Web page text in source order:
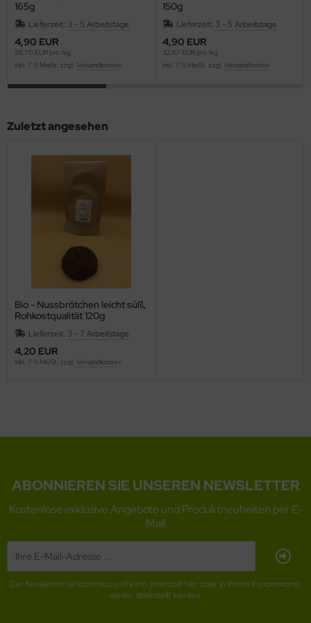
165g
Lieferzeit: 3 - 5 Arbeitstage
4,90 EUR
29,70 EUR pro 1kg
inkl. 7 % MwSt. zzgl. Versandkosten
150g
Lieferzeit: 3 - 5 Arbeitstage
4,90 EUR
32,67 EUR pro 1kg
inkl. 7 % MwSt. zzgl. Versandkosten
Zuletzt angesehen
Bio - Nussbrötchen leicht süß,
Rohkostqualität 120g
Lieferzeit: 3 - 7 Arbeitstage
4,20 EUR
inkl. 7 % MwSt. zzgl. Versandkosten
ABONNIEREN SIE UNSEREN NEWSLETTER
Kostenlose exklusive Angebote und Produktneuheiten per E-
Mail
Der Newsletter ist kostenlos und kann jederzeit hier oder in Ihrem Kundenkonto
wieder abbestellt werden.